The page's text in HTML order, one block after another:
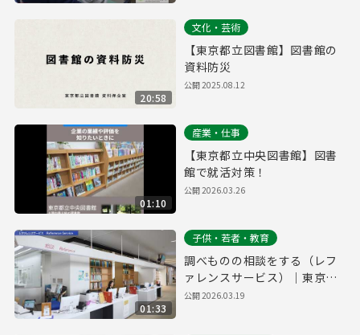
20:58
文化・芸術
【東京都立図書館】図書館の
資料防災
公開2025.08.12
01:10
産業・仕事
【東京都立中央図書館】図書
館で就活対策！
公開2026.03.26
01:33
子供・若者・教育
調べものの相談をする（レフ
ァレンスサービス）｜東京都
立多摩図書館利用案内#6
公開2026.03.19